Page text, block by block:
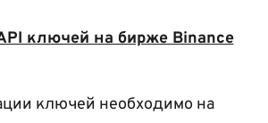
ключей на бирже Binance
ключей необходимо на